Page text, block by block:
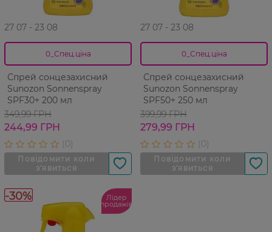
27 07 - 23 08
0_Спец.ціна
Спрей сонцезахисний
Sunozon Sonnenspray
SPF30+ 200 мл
349,99 ГРН
244,99 ГРН
27 07 - 23 08
0_Спец.ціна
Спрей сонцезахисний
Sunozon Sonnenspray
SPF50+ 250 мл
399,99 ГРН
279,99 ГРН
-30% Лідер
продажів